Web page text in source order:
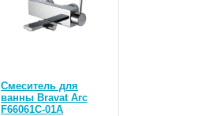
Смеситель для
ванны Bravat Arc
F66061C-01A